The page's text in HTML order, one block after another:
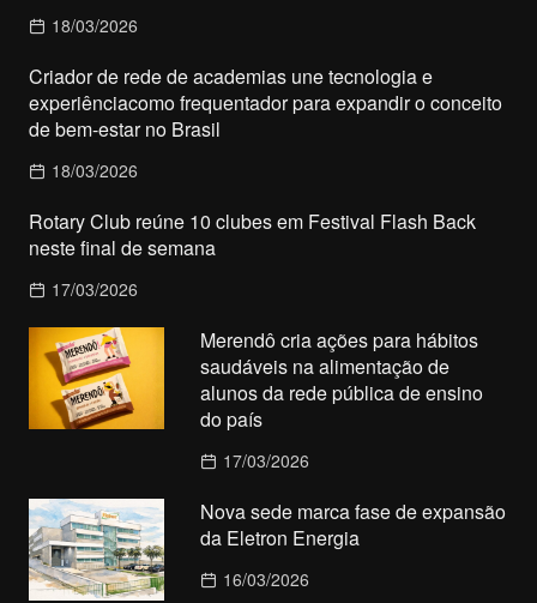
18/03/2026
Criador de rede de academias une tecnologia e
experiênciacomo frequentador para expandir o conceito
de bem-estar no Brasil
18/03/2026
Rotary Club reúne 10 clubes em Festival Flash Back
neste final de semana
17/03/2026
Merendô cria ações para hábitos
saudáveis na alimentação de
alunos da rede pública de ensino
do país
17/03/2026
Nova sede marca fase de expansão
da Eletron Energia
16/03/2026